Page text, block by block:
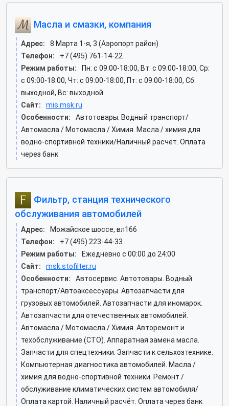
Масла и смазки, компания
Адрес:
8 Марта 1-я, 3 (Аэропорт район)
Телефон:
+7 (495) 761-14-22
Режим работы:
Пн: c 09:00-18:00, Вт: c 09:00-18:00, Ср:
c 09:00-18:00, Чт: c 09:00-18:00, Пт: c 09:00-18:00, Сб:
выходной, Вс: выходной
Сайт:
mis.msk.ru
Особенности:
Автотовары. Водный транспорт/
Автомасла / Мотомасла / Химия. Масла / химия для
водно-спортивной техники/Наличный расчёт. Оплата
через банк
Фильтр, станция технического
обслуживания автомобилей
Адрес:
Можайское шоссе, вл166
Телефон:
+7 (495) 223-44-33
Режим работы:
Ежедневно с 00:00 до 24:00
Сайт:
msk.stofilter.ru
Особенности:
Автосервис. Автотовары. Водный
транспорт/Автоаксессуары. Автозапчасти для
грузовых автомобилей. Автозапчасти для иномарок.
Автозапчасти для отечественных автомобилей.
Автомасла / Мотомасла / Химия. Авторемонт и
техобслуживание (СТО). Аппаратная замена масла.
Запчасти для спецтехники. Запчасти к сельхозтехнике.
Компьютерная диагностика автомобилей. Масла /
химия для водно-спортивной техники. Ремонт /
обслуживание климатических систем автомобиля/
Оплата картой. Наличный расчёт. Оплата через банк